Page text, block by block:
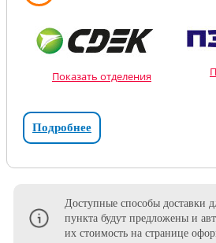
Показать отделения
Подробнее
Доступные способы доставки
пункта будут предложены и
их стоимость на странице